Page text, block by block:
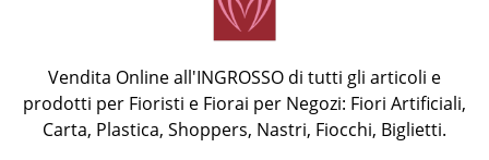
Vendita Online all'INGROSSO di tutti gli articoli e
prodotti per Fioristi e Fiorai per Negozi: Fiori Artificiali,
Carta, Plastica, Shoppers, Nastri, Fiocchi, Biglietti.